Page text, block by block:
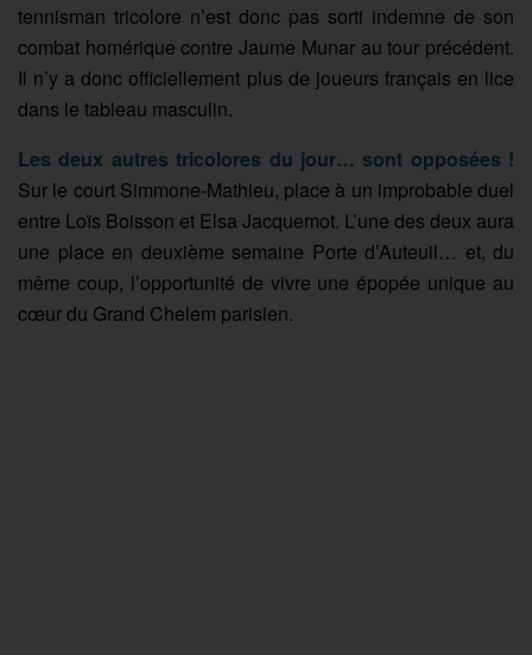
tennisman tricolore n’est donc pas sorti indemne de son
combat homérique contre Jaume Munar au tour précédent.
Il n’y a donc officiellement plus de joueurs français en lice
dans le tableau masculin.
Les deux autres tricolores du jour… sont opposées !
Sur le court Simmone-Mathieu, place à un improbable duel
entre Loïs Boisson et Elsa Jacquemot. L’une des deux aura
une place en deuxième semaine Porte d’Auteuil… et, du
même coup, l’opportunité de vivre une épopée unique au
cœur du Grand Chelem parisien.